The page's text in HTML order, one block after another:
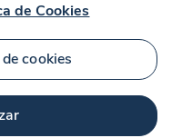
de Cookies
cookies